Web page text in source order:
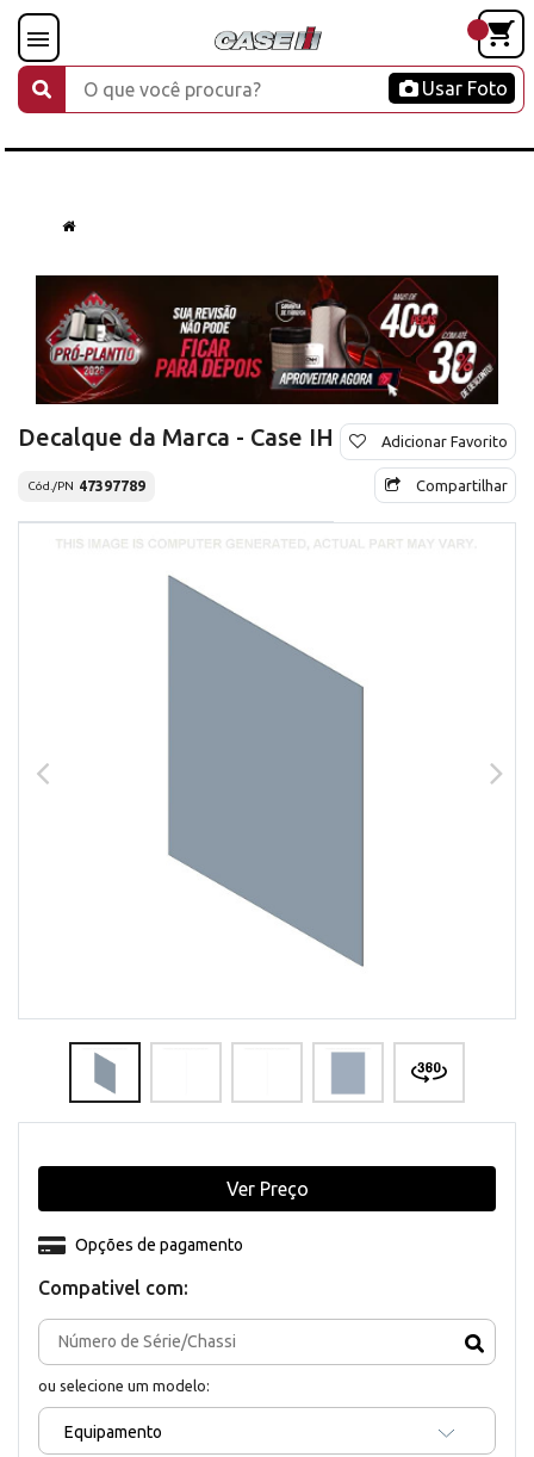
Usar Foto
Decalque da Marca - Case IH
Cód./PN 47397789
Adicionar Favorito
Compartilhar
Compativel com:
ou selecione um modelo:
Equipamento
Opções de pagamento
Ver Preço